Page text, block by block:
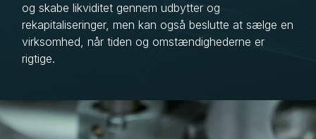
og skabe likviditet gennem udbytter og
rekapitaliseringer, men kan også beslutte at sælge en
virksomhed, når tiden og omstændighederne er
rigtige.